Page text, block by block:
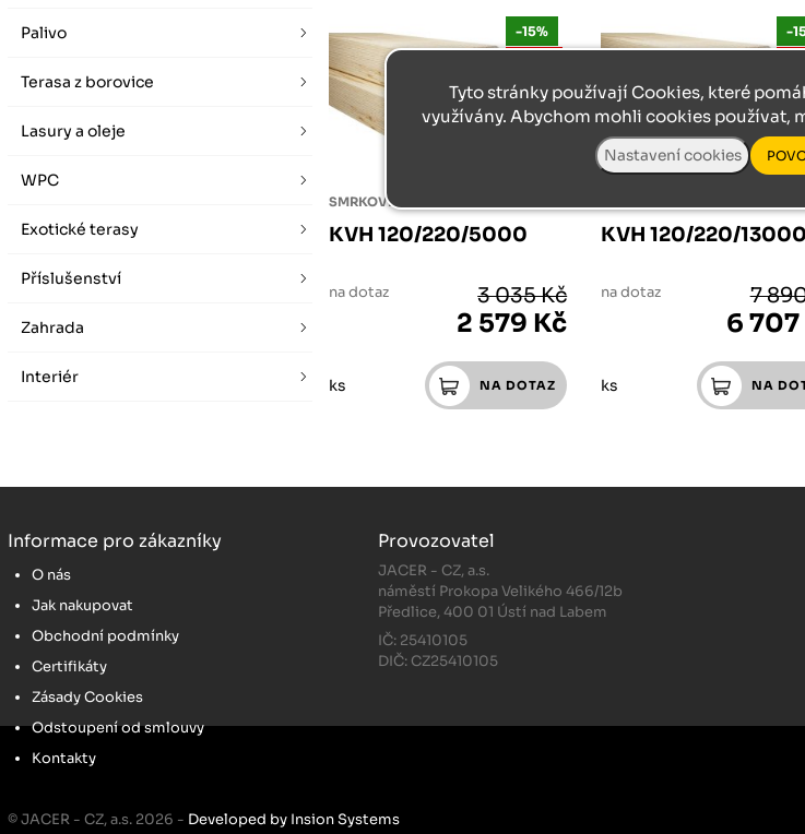
SMRKOVÉ KVH HRANOLY
KVH 120/220/5000
-15%
na dotaz 3 035 Kč
2 579 Kč
ks
KVH 120/220/13000
-
na dotaz 7
6 707
ks
Palivo
Terasa z borovice
Lasury a oleje
WPC
Exotické terasy
Příslušenství
Zahrada
Interiér
Informace pro zákazníky
O nás
Jak nakupovat
Obchodní podmínky
Certifikáty
Zásady Cookies
Odstoupení od smlouvy
Kontakty
Provozovatel
JACER - CZ, a.s.
náměstí Prokopa Velikého 466/12b
Předlice, 400 01 Ústí nad Labem
IČ: 25410105
DIČ: CZ25410105
© JACER - CZ, a.s. 2026 - Developed by Insion Systems
Tyto stránky používají Cookies, které
využívány. Abychom mohli cookies používat,